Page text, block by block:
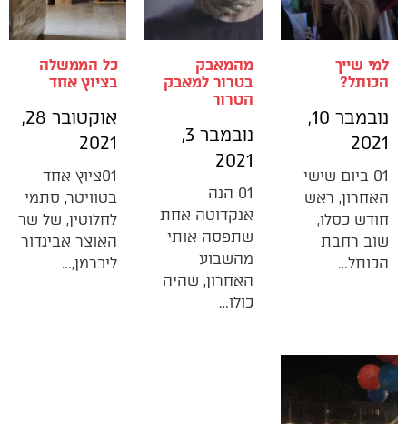
למי שייך
הכותל?
נובמבר 10,
2021
01 ביום שישי
האחרון, ראש
חודש כסלו,
שוב רחבת
הכותל…
מהמאבק
בטרור למאבק
הטרור
נובמבר 3,
2021
01 הנה
אנקדוטה אחת
שתפסה אותי
מהשבוע
האחרון, שהיה
כולו…
כל הממשלה
בציוץ אחד
אוקטובר 28,
2021
01ציוץ אחד
בטוויטר, סתמי
לחלוטין, של שר
האוצר אביגדור
ליברמן,…